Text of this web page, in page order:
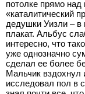
потолке прямо
«каталитический
дедушки Уизли – в
плакат. Альбус
интересно, что
уже однозначно
сделал ее более
Мальчик вздохнул
исследовал пол в